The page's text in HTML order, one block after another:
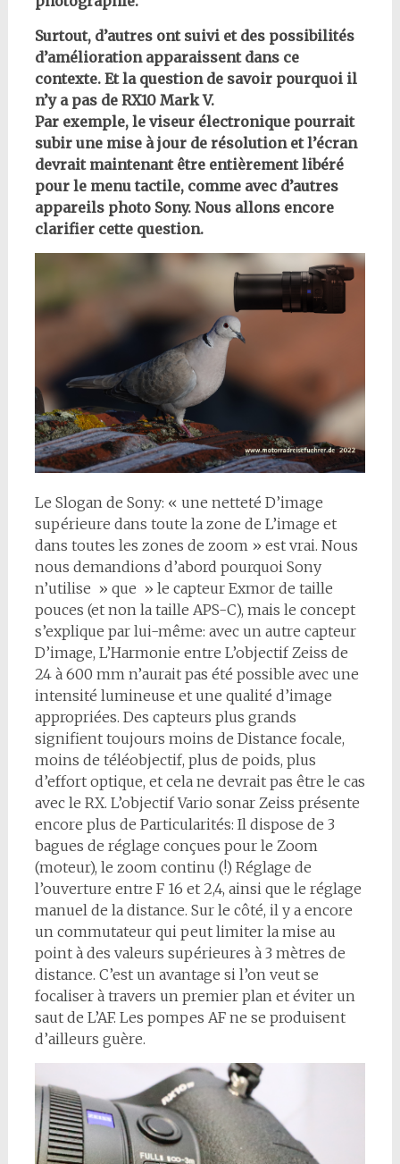
Surtout, d’autres ont suivi et des possibilités
d’amélioration apparaissent dans ce
contexte. Et la question de savoir pourquoi il
n’y a pas de RX10 Mark V.
Par exemple, le viseur électronique pourrait
subir une mise à jour de résolution et l’écran
devrait maintenant être entièrement libéré
pour le menu tactile, comme avec d’autres
appareils photo Sony. Nous allons encore
clarifier cette question.
Le Slogan de Sony: « une netteté D’image
supérieure dans toute la zone de L’image et
dans toutes les zones de zoom » est vrai. Nous
nous demandions d’abord pourquoi Sony
n’utilise » que » le capteur Exmor de taille
pouces (et non la taille APS-C), mais le concept
s’explique par lui-même: avec un autre capteur
D’image, L’Harmonie entre L’objectif Zeiss de
24 à 600 mm n’aurait pas été possible avec une
intensité lumineuse et une qualité d’image
appropriées. Des capteurs plus grands
signifient toujours moins de Distance focale,
moins de téléobjectif, plus de poids, plus
d’effort optique, et cela ne devrait pas être le cas
avec le RX. L’objectif Vario sonar Zeiss présente
encore plus de Particularités: Il dispose de 3
bagues de réglage conçues pour le Zoom
(moteur), le zoom continu (!) Réglage de
l’ouverture entre F 16 et 2,4, ainsi que le réglage
manuel de la distance. Sur le côté, il y a encore
un commutateur qui peut limiter la mise au
point à des valeurs supérieures à 3 mètres de
distance. C’est un avantage si l’on veut se
focaliser à travers un premier plan et éviter un
saut de L’AF. Les pompes AF ne se produisent
d’ailleurs guère.